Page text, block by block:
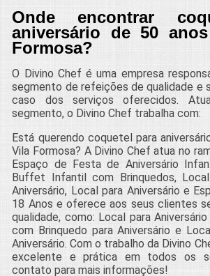
Onde encontrar
aniversário de 50
Formosa?
O Divino Chef é uma empresa
segmento de refeições de qualidade e
caso dos serviços oferecidos.
segmento, o Divino Chef trabalha com:
Está querendo coquetel para
Vila Formosa? A Divino Chef atua no
Espaço de Festa de Aniversário
Buffet Infantil com Brinquedos,
Aniversário, Local para Aniversário e
18 Anos e oferece aos seus clientes
qualidade, como: Local para
com Brinquedo para Aniversário e
Aniversário. Com o trabalho da Divino
excelente e prática em todos os
contato para mais informações!